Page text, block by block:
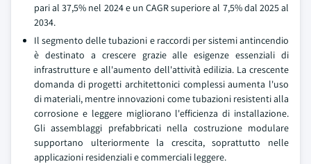
pari al 37,5% nel 2024 e un CAGR superiore al 7,5% dal 2025 al
2034.
Il segmento delle tubazioni e raccordi per sistemi antincendio
è destinato a crescere grazie alle esigenze essenziali di
infrastrutture e all'aumento dell'attività edilizia. La crescente
domanda di progetti architettonici complessi aumenta l'uso
di materiali, mentre innovazioni come tubazioni resistenti alla
corrosione e leggere migliorano l'efficienza di installazione.
Gli assemblaggi prefabbricati nella costruzione modulare
supportano ulteriormente la crescita, soprattutto nelle
applicazioni residenziali e commerciali leggere.